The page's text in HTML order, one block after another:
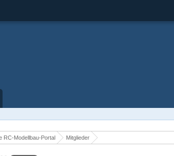
RC-Modellbau-Portal Mitglieder